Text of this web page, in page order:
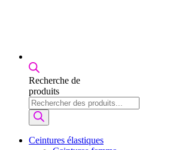
Recherche de
produits
Ceintures élastiques